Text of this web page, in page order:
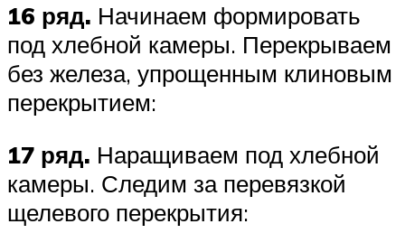
16 ряд. Начинаем формировать
под хлебной камеры. Перекрываем
без железа, упрощенным клиновым
перекрытием:
17 ряд. Наращиваем под хлебной
камеры. Следим за перевязкой
щелевого перекрытия: